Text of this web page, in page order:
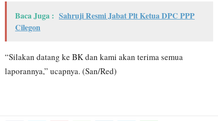
Baca Juga : Sahruji Resmi Jabat Plt Ketua DPC PPP
Cilegon
“Silakan datang ke BK dan kami akan terima semua
laporannya,” ucapnya. (San/Red)